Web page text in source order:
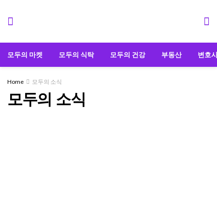
모두의 마켓 모두의 식탁 모두의 건강 부동산 변호
Home 모두의 소식
모두의 소식